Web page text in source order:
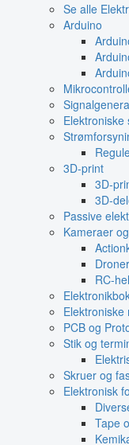
Se alle
Arduino
3D-print
3D-
3D-
Passive
Kameraer
RC-
PCB og
Stik og
Skruer og
Elektronisk
Tape